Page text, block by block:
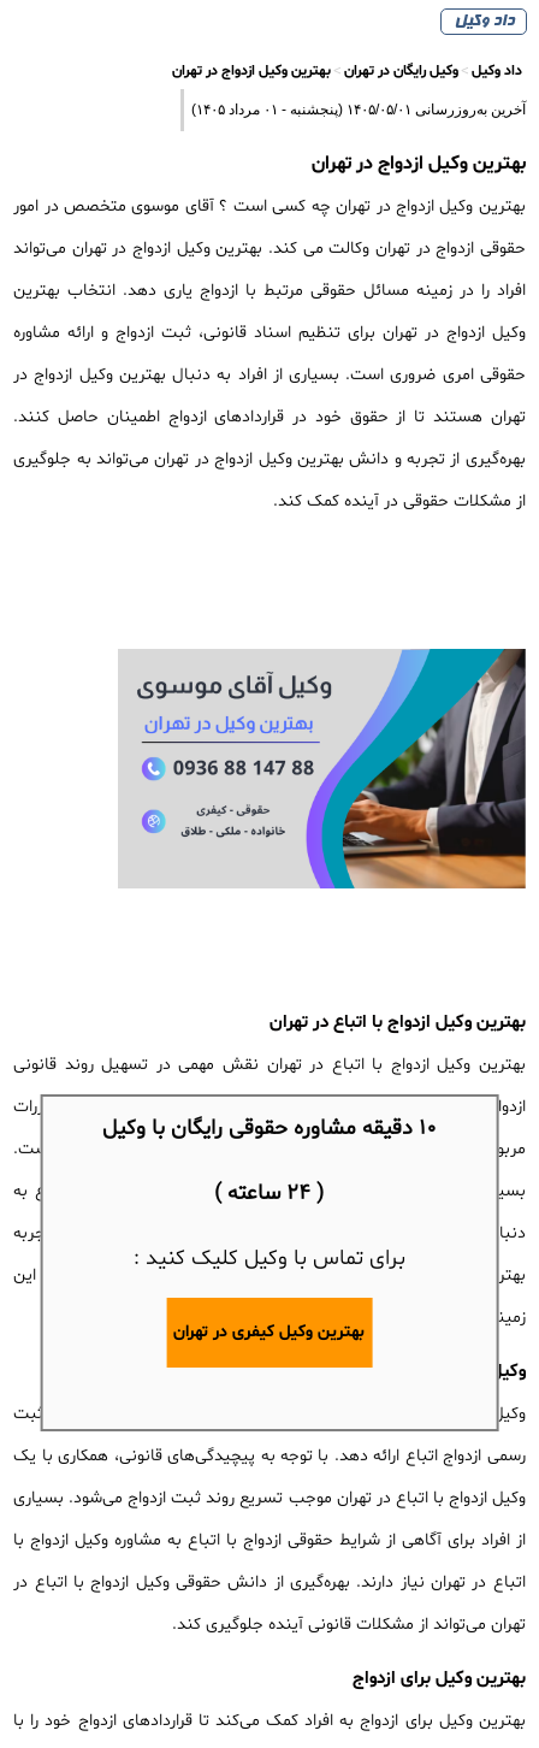
داد وکیل
داد وکیل وکیل رایگان در تهران بهترین وکیل ازدواج در تهران
آخرین به‌روزرسانی ۱۴۰۵/۰۵/۰۱ (پنجشنبه - ۰۱ مرداد ۱۴۰۵)
بهترین وکیل ازدواج در تهران
بهترین وکیل ازدواج در تهران چه کسی است ؟ آقای موسوی متخصص در امور
حقوقی ازدواج در تهران وکالت می کند. بهترین وکیل ازدواج در تهران می‌تواند
افراد را در زمینه مسائل حقوقی مرتبط با ازدواج یاری دهد. انتخاب بهترین
وکیل ازدواج در تهران برای تنظیم اسناد قانونی، ثبت ازدواج و ارائه مشاوره
حقوقی امری ضروری است. بسیاری از افراد به دنبال بهترین وکیل ازدواج در
تهران هستند تا از حقوق خود در قراردادهای ازدواج اطمینان حاصل کنند.
بهره‌گیری از تجربه و دانش بهترین وکیل ازدواج در تهران می‌تواند به جلوگیری
از مشکلات حقوقی در آینده کمک کند.
بهترین وکیل ازدواج با اتباع در تهران
بهترین وکیل ازدواج با اتباع در تهران نقش مهمی در تسهیل روند قانونی
ازدواج اتباع خارجی ایفا می‌کند. برای ثبت قانونی ازدواج و رعایت مقررات
مربوطه، مشاوره با بهترین وکیل ازدواج با اتباع در تهران امری ضروری است.
بسیاری از افراد برای دریافت اطلاعات حقوقی دقیق درباره ازدواج با اتباع به
دنبال بهترین وکیل ازدواج با اتباع در تهران هستند. بهره‌گیری از تجربه
بهترین وکیل ازدواج با اتباع در تهران می‌تواند از بروز مشکلات قانونی در این
زمینه جلوگیری کند.
وکیل ازدواج با اتباع در تهران
وکیل ازدواج با اتباع در تهران می‌تواند راهکارهای قانونی لازم را برای ثبت
رسمی ازدواج اتباع ارائه دهد. با توجه به پیچیدگی‌های قانونی، همکاری با یک
وکیل ازدواج با اتباع در تهران موجب تسریع روند ثبت ازدواج می‌شود. بسیاری
از افراد برای آگاهی از شرایط حقوقی ازدواج با اتباع به مشاوره وکیل ازدواج با
اتباع در تهران نیاز دارند. بهره‌گیری از دانش حقوقی وکیل ازدواج با اتباع در
تهران می‌تواند از مشکلات قانونی آینده جلوگیری کند.
بهترین وکیل برای ازدواج
بهترین وکیل برای ازدواج به افراد کمک می‌کند تا قراردادهای ازدواج خود را با
10 دقیقه مشاوره حقوقی رایگان با وکیل
( 24 ساعته )
برای تماس با وکیل کلیک کنید :
بهترین وکیل کیفری در تهران